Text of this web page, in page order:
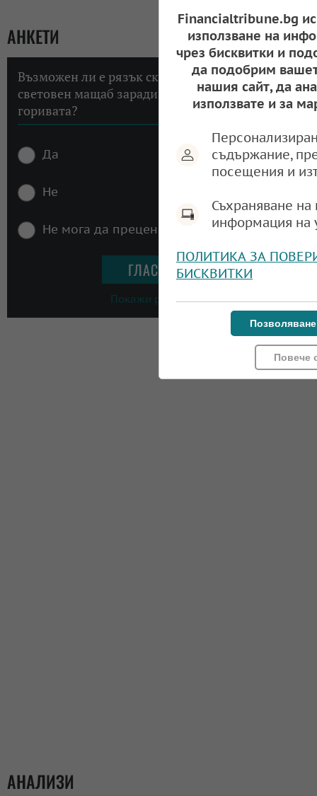
АНКЕТИ
Възможен ли е рязък скок на инфлацията в
световен мащаб заради високите цени на
горивата?
Да
Не
Не мога да преценя
Покажи резултати
АНАЛИЗИ
Financialtribune.bg
използване на
чрез бисквитки и
да подобрим
нашия сайт, да
използвате и за
съдържание,
посещения и
Съхраняване
информация на
ПОЛИТИКА ЗА
БИСКВИТКИ
Повече